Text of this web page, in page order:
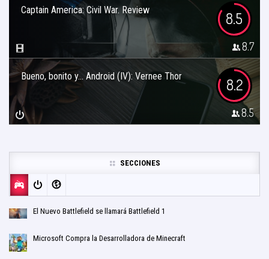
Captain America: Civil War. Review 8.5
8.7
Bueno, bonito y… Android (IV): Vernee Thor 8.2
8.5
SECCIONES
El Nuevo Battlefield se llamará Battlefield 1
Microsoft Compra la Desarrolladora de Minecraft